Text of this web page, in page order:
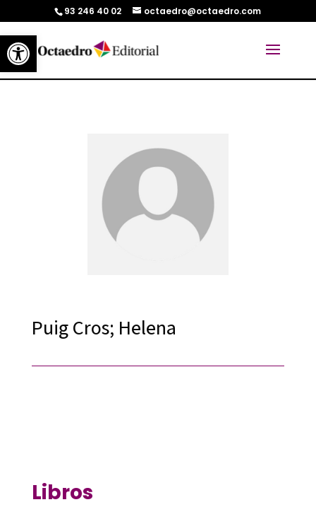
Abrir barra de herramientas
93 246 40 02 octaedro@octaedro.com
Puig Cros; Helena
Libros